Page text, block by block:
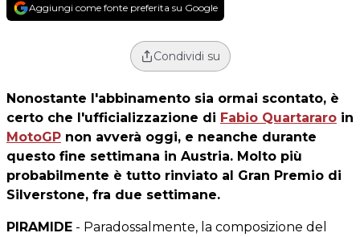
Aggiungi come fonte preferita su Google
Condividi su
Nonostante l'abbinamento sia ormai scontato, è
certo che l'ufficializzazione di Fabio Quartararo in
MotoGP non avverà oggi, e neanche durante
questo fine settimana in Austria. Molto più
probabilmente è tutto rinviato al Gran Premio di
Silverstone, fra due settimane.
PIRAMIDE - Paradossalmente, la composizione del